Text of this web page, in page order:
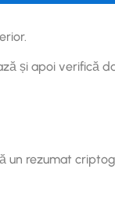
și apoi verifică
un rezumat